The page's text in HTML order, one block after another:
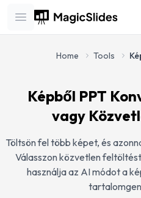
Open main menu
Home Tools
Képből PPT
vagy
Töltsön fel több képet, és
Válasszon közvetlen
használja az AI módot a